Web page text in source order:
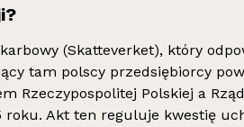
(Skatteverket), który
tam polscy przedsiębiorcy
Rzeczypospolitej Polskiej a
roku. Akt ten reguluje kwestię